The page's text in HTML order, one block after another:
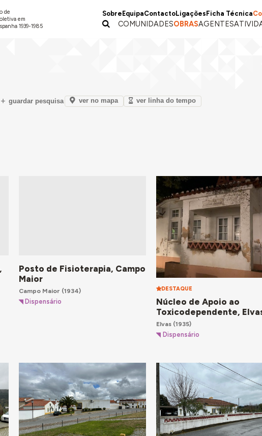
de
em
1939-1985
Sobre EquipaContactoLigações Ficha Técnica
COMUNIDADESOBRASAGENTES
guardar pesquisa ver no mapa ver linha do tempo
Posto de Fisioterapia, Campo
Maior
Campo Maior (1934)
Dispensário
DESTAQUE
Núcleo de Apoio ao
Toxicodependente,
Elvas (1935)
Dispensário